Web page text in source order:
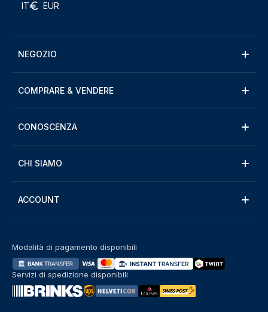
IT EUR
NEGOZIO
COMPRARE & VENDERE
CONOSCENZA
CHI SIAMO
ACCOUNT
Modalità di pagamento disponibili
Servizi di spedizione disponibili